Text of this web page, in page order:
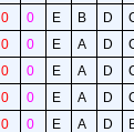
0 0 E B D
0 0 E A D
0 0 E A D
0 0 E A D
0 0 E A D